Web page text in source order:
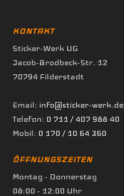
KONTAKT
Sticker-Werk UG
Jacob-Brodbeck-Str. 12
70794 Filderstadt
Email: info@sticker-werk.de
Telefon: 0 711 / 407 988 40
Mobil: 0 170 / 10 64 360
ÖFFNUNGSZEITEN
Montag - Donnerstag
08:00 - 12:00 Uhr